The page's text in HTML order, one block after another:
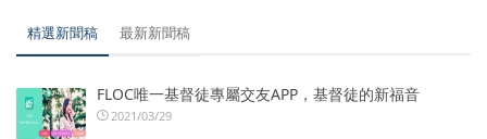
精選新聞稿 最新新聞稿
FLOC唯一基督徒專屬交友APP，基督徒的新福音
2021/03/29